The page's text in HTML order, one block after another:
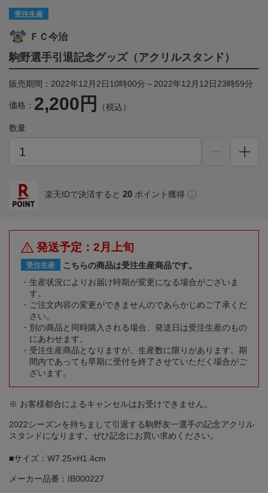
受注生産
ＦＣ今治
駒野選手引退記念グッズ（アクリルスタンド）
販売期間：2022年12月2日10時00分～2022年12月12日23時59分
価格： 2,200円 （税込）
数量
楽天IDで決済すると 20 ポイント獲得
発送予定：2月上旬
受注生産
こちらの商品は受注生産商品です。
生産状況によりお届け時期が変更になる場合がございま
す。
ご注文内容の変更ができませんのであらかじめご了承くだ
さい。
別の商品と同時購入される場合、発送日は受注生産のもの
にあわせます。
受注生産商品となりますが、生産数に限りがあります。期
間内であっても早期に受付を終了させていただく場合がご
ざいます。
※ お客様都合によるキャンセルはお受けできません。
2022シーズンを持ちまして引退する駒野友一選手の記念アクリル
スタンドになります。ぜひ記念にお買い求めください。
■サイズ：W7.25×H1.4cm
メーカー品番：IB000227